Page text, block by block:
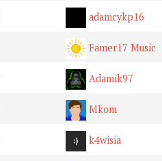
adamcykp16
Famer17 Music
Adamik97
Mkom
k4wisia